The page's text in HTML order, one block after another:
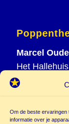
Om de beste ervaringen
informatie over je
Marcel
Het
3823 VH
M 06 20 26
info@